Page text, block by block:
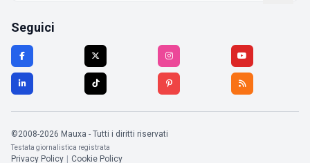
Seguici
©2008-2026 Mauxa - Tutti i diritti riservati
Testata giornalistica registrata
Privacy Policy Cookie Policy